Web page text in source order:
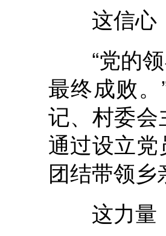
这信心
“党的领
最终成败
记、村委
通过设立
团结带领
这力量